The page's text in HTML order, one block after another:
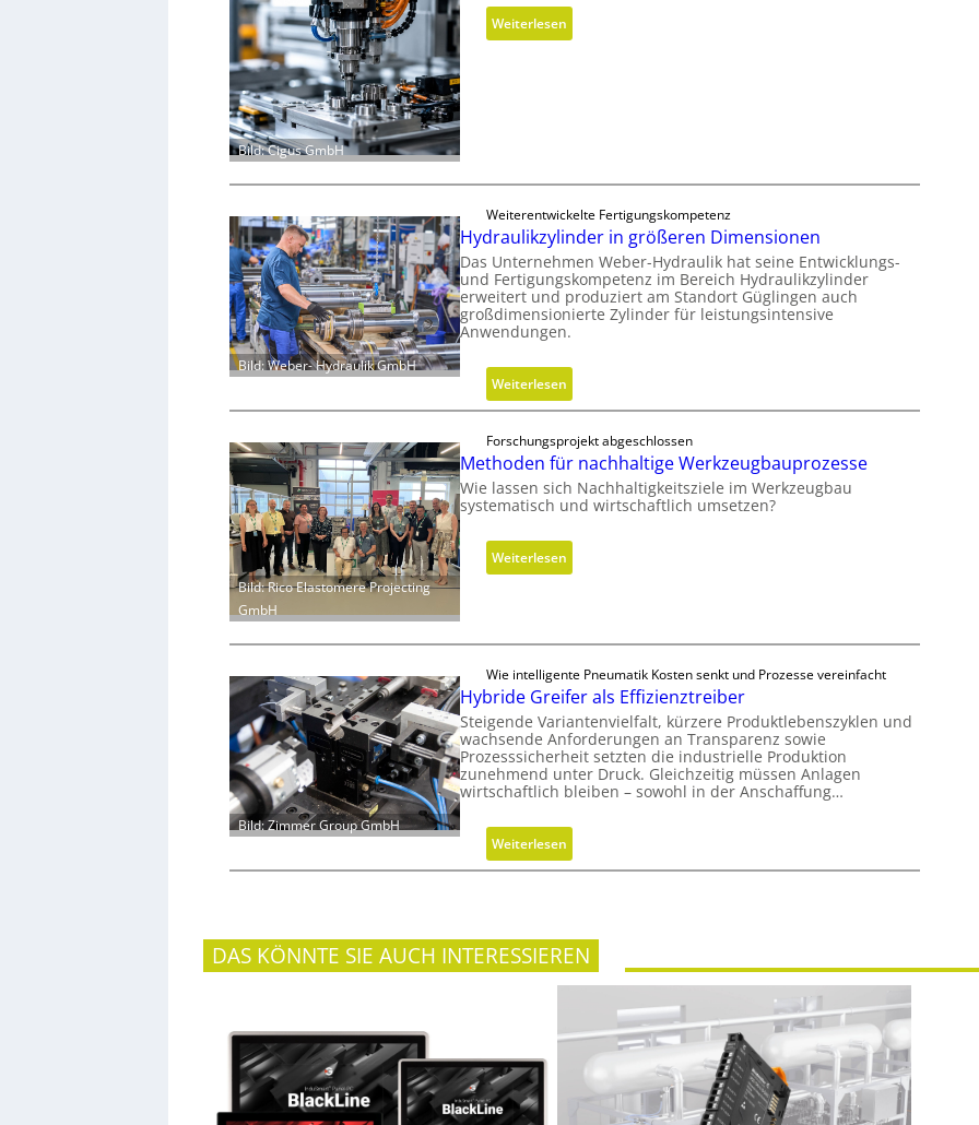
m
d
i
e
n
k
n
u
f
i
t
s
e
c
h
i
h
e
i
t
s
r
a
Bild: Cigus GmbH
Weiterlesen:
K
l
o
r
M
V
O
-
C
h
e
c
k
Bild: Weber- Hydraulik GmbH
Weiterentwickelte Fertigungskompetenz
Hydraulikzylinder in größeren Dimensionen
Das Unternehmen Weber-Hydraulik hat seine Entwicklungs-
und Fertigungskompetenz im Bereich Hydraulikzylinder
erweitert und produziert am Standort Güglingen auch
großdimensionierte Zylinder für leistungsintensive
Anwendungen.
Weiterlesen:
H
d
r
a
l
i
i
n
d
e
r
i
g
r
r
Bild: Rico Elastomere Projecting
GmbH
Forschungsprojekt abgeschlossen
Methoden für nachhaltige Werkzeugbauprozesse
Wie lassen sich Nachhaltigkeitsziele im Werkzeugbau
systematisch und wirtschaftlich umsetzen?
Weiterlesen:
M
h
o
d
e
n
f
ü
n
a
c
a
l
g
Bild: Zimmer Group GmbH
Wie intelligente Pneumatik Kosten senkt und Prozesse vereinfacht
Hybride Greifer als Effizienztreiber
Steigende Variantenvielfalt, kürzere Produktlebenszyklen und
wachsende Anforderungen an Transparenz sowie
Prozesssicherheit setzten die industrielle Produktion
zunehmend unter Druck. Gleichzeitig müssen Anlagen
wirtschaftlich bleiben – sowohl in der Anschaffung…
Weiterlesen:
H
r
i
d
DAS KÖNNTE SIE AUCH INTERESSIEREN